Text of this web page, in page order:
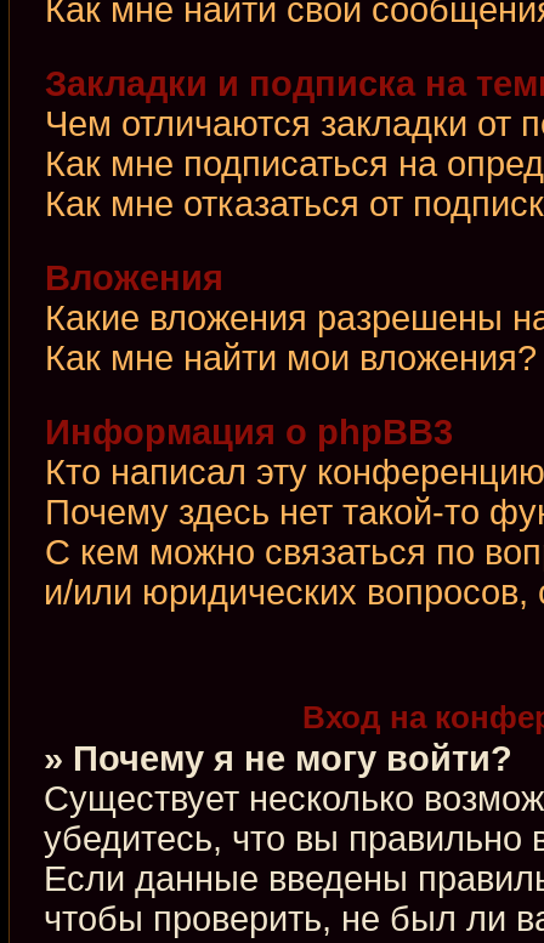
Как мне найти свои
Закладки и подписка на
Чем отличаются закладки от
Как мне подписаться на
Как мне отказаться от
Вложения
Какие вложения разрешены
Как мне найти мои вложения?
Информация о phpBB3
Кто написал эту
Почему здесь нет такой-то
С кем можно связаться по
и/или юридических
Вход на
» Почему я не могу войти?
Существует несколько
убедитесь, что вы правильно
Если данные введены
чтобы проверить, не был ли